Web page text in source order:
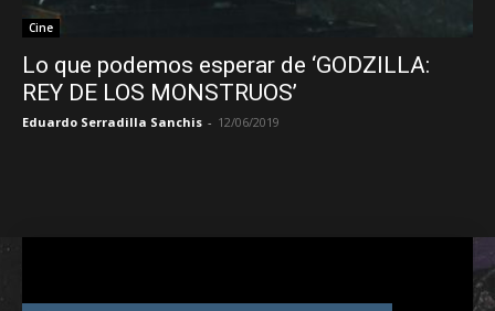
Cine
Lo que podemos esperar de ‘GODZILLA:
REY DE LOS MONSTRUOS’
Eduardo Serradilla Sanchis - 12/06/2019